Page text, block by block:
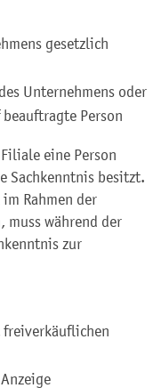
gesetzlich
Unternehmens oder
Person
eine Person
Sachkenntnis besitzt.
Rahmen der
muss während der
zur
freiverkäuflichen